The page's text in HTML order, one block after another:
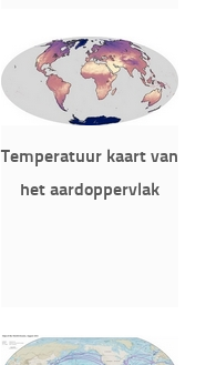
Temperatuur kaart van
het aardoppervlak